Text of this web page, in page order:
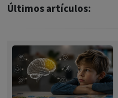
Últimos artículos: